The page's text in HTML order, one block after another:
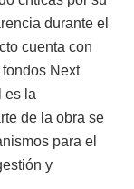
durante el
cuenta con
Next
es la
de la obra se
para el
y